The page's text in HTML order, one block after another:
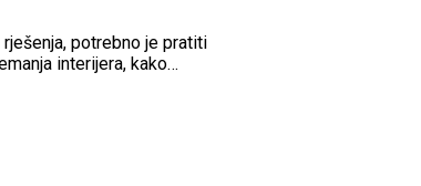
potrebno je pratiti
interijera, kako…